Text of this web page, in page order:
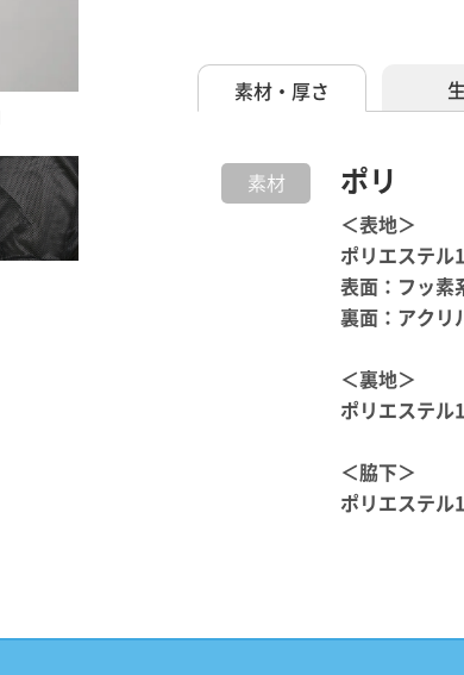
素材・厚さ
素材 ポリ
＜表地＞
ポリエステ
表面：フッ素
裏面：アクリ
＜裏地＞
ポリエステル
＜脇下＞
ポリエステ